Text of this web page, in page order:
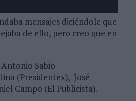
mensajes diciéndole que
de ello, pero creo que en
Sabio
(Presidentex), José
Campo (El Publicista).